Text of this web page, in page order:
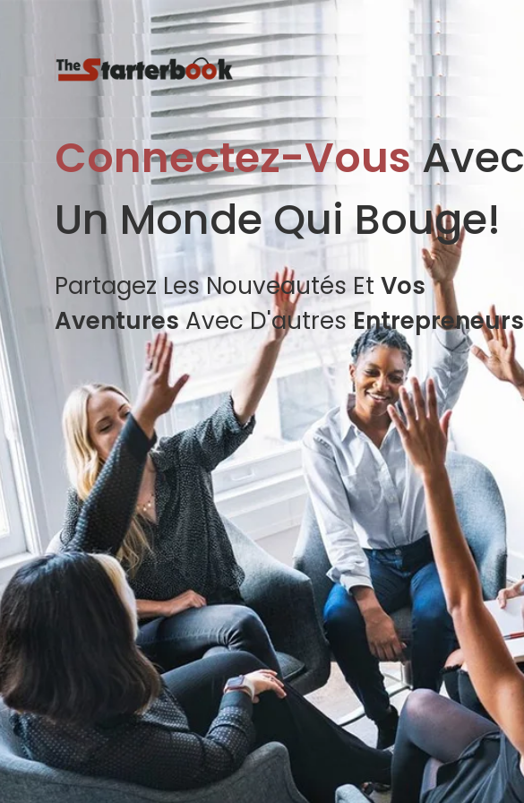
Connectez-VousAvec
Un Monde Qui Bouge!
Partagez Les Nouveautés Et Vos
Aventures Avec D'autres Entrepreneurs